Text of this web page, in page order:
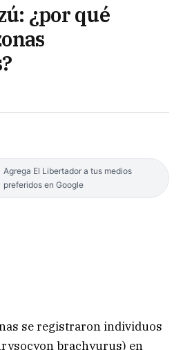
¿por qué
Agrega El Libertador a tus medios
preferidos en Google
se registraron individuos
brachyurus) en